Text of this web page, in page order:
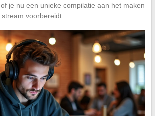
je nu een unieke compilatie aan het maken
voorbereidt.